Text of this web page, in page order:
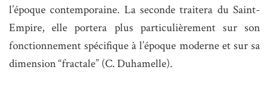
l’époque contemporaine. La seconde traitera du Saint-
Empire, elle portera plus particulièrement sur son
fonctionnement spécifique à l’époque moderne et sur sa
dimension “fractale” (C. Duhamelle).